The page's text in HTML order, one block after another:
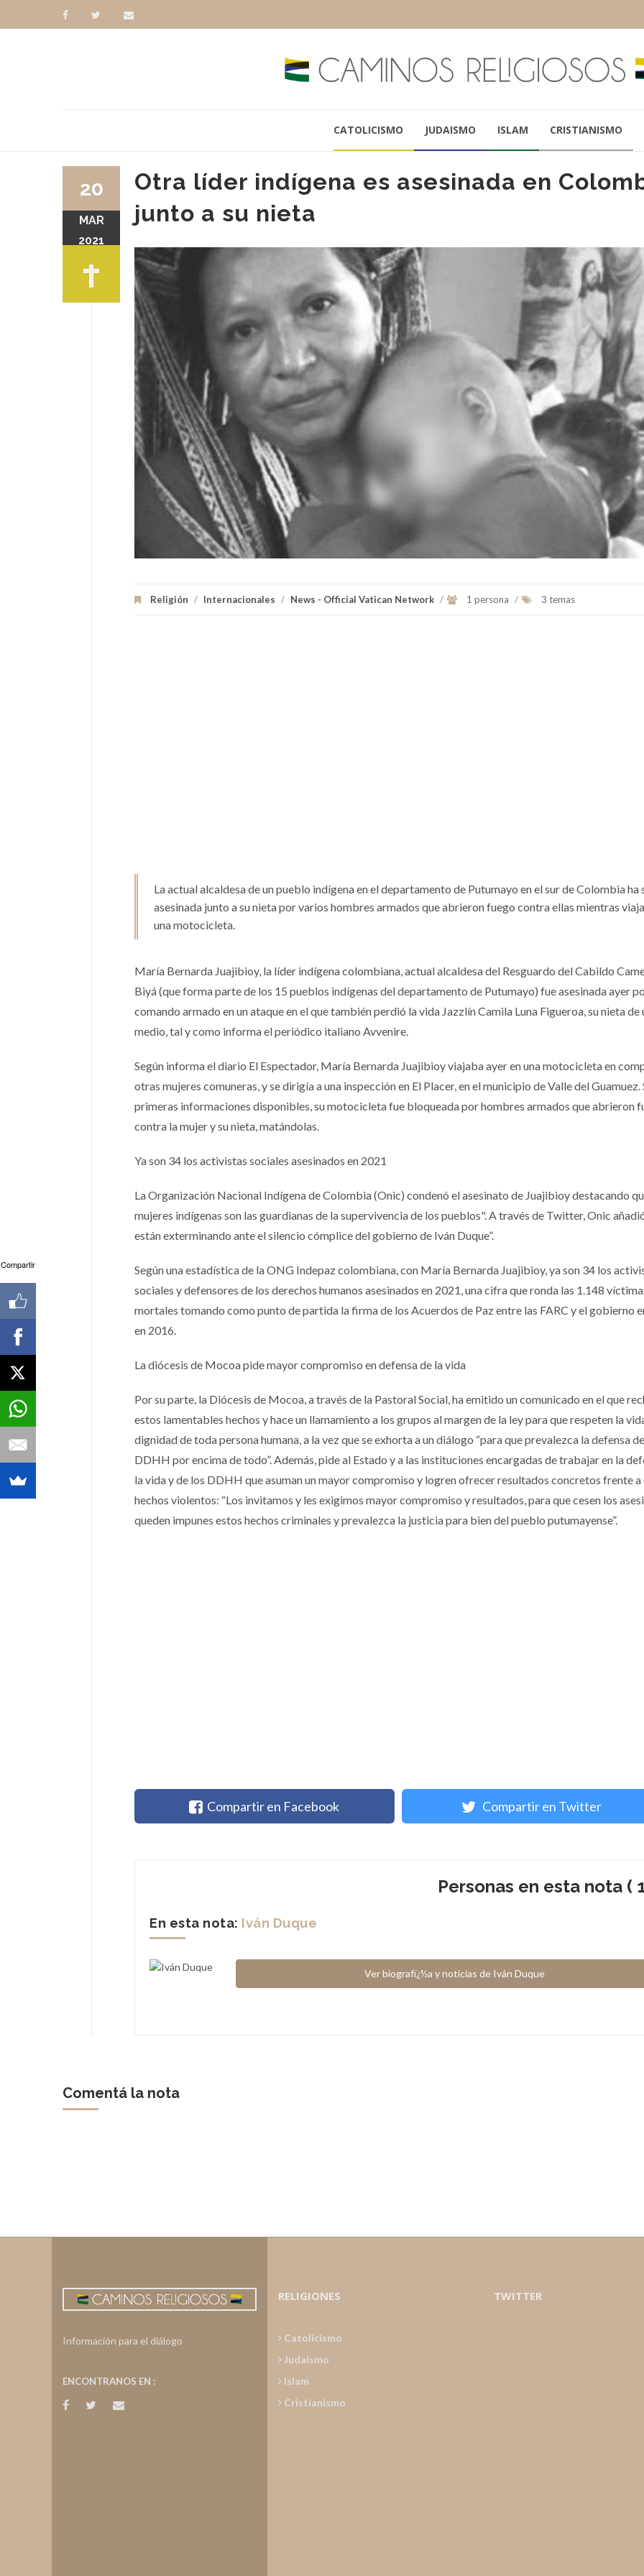
CATOLICISMO JUDAISMO ISLAM CRISTIANISMO
Otra líder indígena es asesinada en
junto a su nieta
Religión / Internacionales / News - Official Vatican Network / 1 persona / 3 temas
20
MAR
2021
La actual alcaldesa de un pueblo indígena en el departamento de Putumayo en el sur de Colombia ha
asesinada junto a su nieta por varios hombres armados que abrieron fuego contra ellas mientras
una motocicleta.
María Bernarda Juajibioy, la líder indígena colombiana, actual alcaldesa del Resguardo del Cabildo
Biyá (que forma parte de los 15 pueblos indígenas del departamento de Putumayo) fue asesinada ayer
comando armado en un ataque en el que también perdió la vida Jazzlín Camila Luna Figueroa, su nieta de
medio, tal y como informa el periódico italiano Avvenire.
Según informa el diario El Espectador, María Bernarda Juajibioy viajaba ayer en una motocicleta en
otras mujeres comuneras, y se dirigía a una inspección en El Placer, en el municipio de Valle del Guamuez.
primeras informaciones disponibles, su motocicleta fue bloqueada por hombres armados que abrieron
contra la mujer y su nieta, matándolas.
Ya son 34 los activistas sociales asesinados en 2021
La Organización Nacional Indígena de Colombia (Onic) condenó el asesinato de Juajibioy destacando
mujeres indígenas son las guardianas de la supervivencia de los pueblos". A través de Twitter, Onic
están exterminando ante el silencio cómplice del gobierno de Iván Duque”.
Según una estadística de la ONG Indepaz colombiana, con María Bernarda Juajibioy, ya son 34 los
sociales y defensores de los derechos humanos asesinados en 2021, una cifra que ronda las 1.148
mortales tomando como punto de partida la firma de los Acuerdos de Paz entre las FARC y el gobierno
en 2016.
La diócesis de Mocoa pide mayor compromiso en defensa de la vida
Por su parte, la Diócesis de Mocoa, a través de la Pastoral Social, ha emitido un comunicado en el que
estos lamentables hechos y hace un llamamiento a los grupos al margen de la ley para que respeten la
dignidad de toda persona humana, a la vez que se exhorta a un diálogo “para que prevalezca la defensa
DDHH por encima de todo”. Además, pide al Estado y a las instituciones encargadas de trabajar en la
la vida y de los DDHH que asuman un mayor compromiso y logren ofrecer resultados concretos frente a
hechos violentos: “Los invitamos y les exigimos mayor compromiso y resultados, para que cesen los
queden impunes estos hechos criminales y prevalezca la justicia para bien del pueblo putumayense”.
Compartir en Facebook Compartir en Twitter
Personas en esta nota (
En esta nota: Iván Duque
Ver biografï¿½a y noticias de Iván Duque
Comentá la nota
Información para el diálogo
ENCONTRANOS EN :
RELIGIONES
Catolicismo
Judaismo
Islam
Cristianismo
TWITTER
Compartir